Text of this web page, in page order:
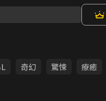
奇幻 驚悚 療癒